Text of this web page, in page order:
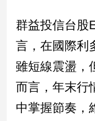
群益投信台股
言，在國際利
雖短線震盪，
而言，年末行
中掌握節奏，